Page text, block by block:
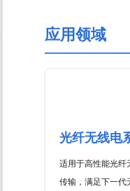
应用领域
光纤无线电
适用于高性能光纤
传输，满足下一代